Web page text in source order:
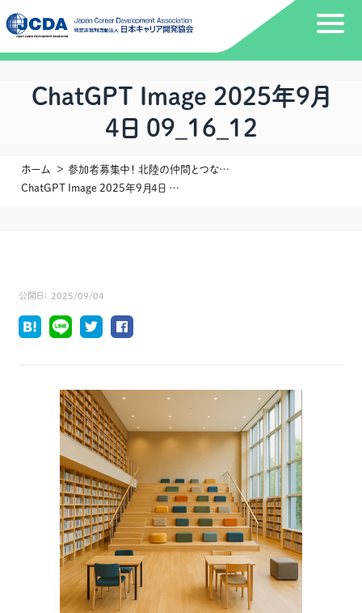
ChatGPT Image 2025年9月
4日 09_16_12
ホーム
参加者募集中！ 北陸の仲間とつながる1日 ― 「私たちCDAが、いま、できること」 ～支援の現場から、組織へ そして未来へ～
ChatGPT Image 2025年9月4日 09_16_12
公開日： 2025/09/04